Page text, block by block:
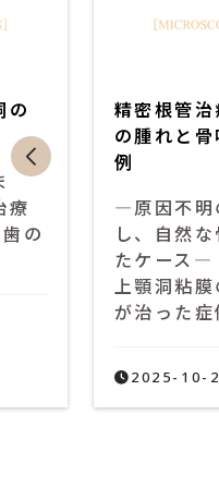
の
療
の
精密根管
の腫れと
例
―原因不明
し、自然
たケース―
上顎洞粘
が治った
2025-10-